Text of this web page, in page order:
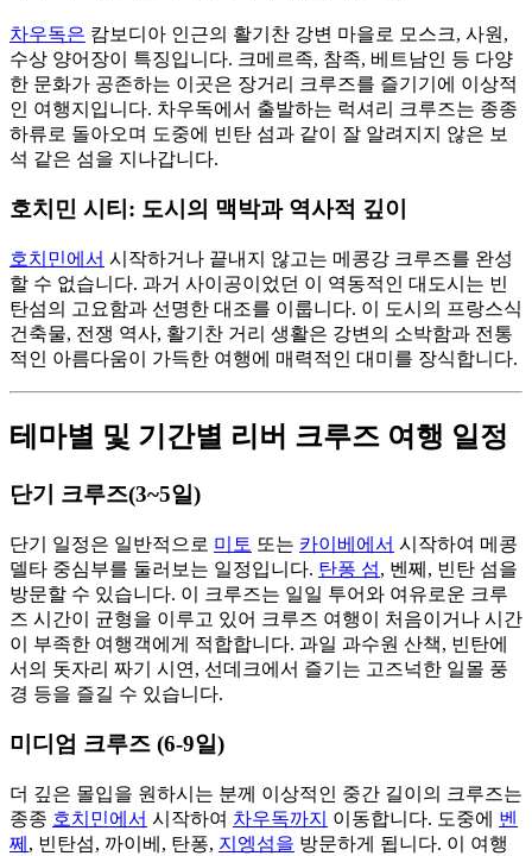
차우독은 캄보디아 인근의 활기찬 강변 마을로 모스크, 사원,
수상 양어장이 특징입니다. 크메르족, 참족, 베트남인 등 다양
한 문화가 공존하는 이곳은 장거리 크루즈를 즐기기에 이상적
인 여행지입니다. 차우독에서 출발하는 럭셔리 크루즈는 종종
하류로 돌아오며 도중에 빈탄 섬과 같이 잘 알려지지 않은 보
석 같은 섬을 지나갑니다.
호치민 시티: 도시의 맥박과 역사적 깊이
호치민에서 시작하거나 끝내지 않고는 메콩강 크루즈를 완성
할 수 없습니다. 과거 사이공이었던 이 역동적인 대도시는 빈
탄섬의 고요함과 선명한 대조를 이룹니다. 이 도시의 프랑스식
건축물, 전쟁 역사, 활기찬 거리 생활은 강변의 소박함과 전통
적인 아름다움이 가득한 여행에 매력적인 대미를 장식합니다.
테마별 및 기간별 리버 크루즈 여행 일정
단기 크루즈(3~5일)
단기 일정은 일반적으로 미토 또는 카이베에서 시작하여 메콩
델타 중심부를 둘러보는 일정입니다. 탄퐁 섬, 벤쩨, 빈탄 섬을
방문할 수 있습니다. 이 크루즈는 일일 투어와 여유로운 크루
즈 시간이 균형을 이루고 있어 크루즈 여행이 처음이거나 시간
이 부족한 여행객에게 적합합니다. 과일 과수원 산책, 빈탄에
서의 돗자리 짜기 시연, 선데크에서 즐기는 고즈넉한 일몰 풍
경 등을 즐길 수 있습니다.
미디엄 크루즈 (6-9일)
더 깊은 몰입을 원하시는 분께 이상적인 중간 길이의 크루즈는
종종 호치민에서 시작하여 차우독까지 이동합니다. 도중에 벤
쩨 , 빈탄섬, 까이베, 탄퐁, 지엥섬을 방문하게 됩니다. 이 여행